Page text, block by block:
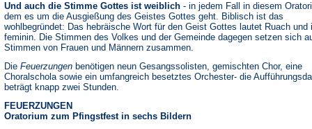
Und auch die Stimme Gottes ist weiblich - in jedem Fall in diesem
dem es um die Ausgießung des Geistes Gottes geht. Biblisch ist das
wohlbegründet: Das hebräische Wort für den Geist Gottes lautet Ruach und
feminin. Die Stimmen des Volkes und der Gemeinde dagegen setzen sich
Stimmen von Frauen und Männern zusammen.
Die Feuerzungen benötigen neun Gesangssolisten, gemischten Chor, eine
Choralschola sowie ein umfangreich besetztes Orchester- die
beträgt knapp zwei Stunden.
FEUERZUNGEN
Oratorium zum Pfingstfest in sechs Bildern